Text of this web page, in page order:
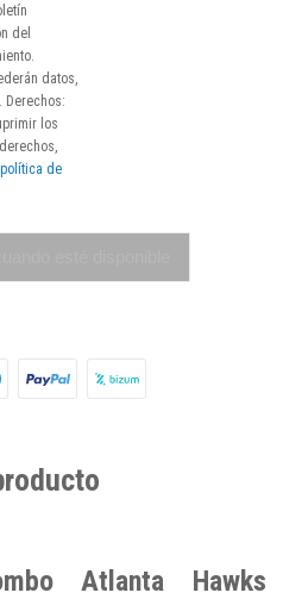
del
datos,
Derechos:
los
política de
Atlanta Hawks